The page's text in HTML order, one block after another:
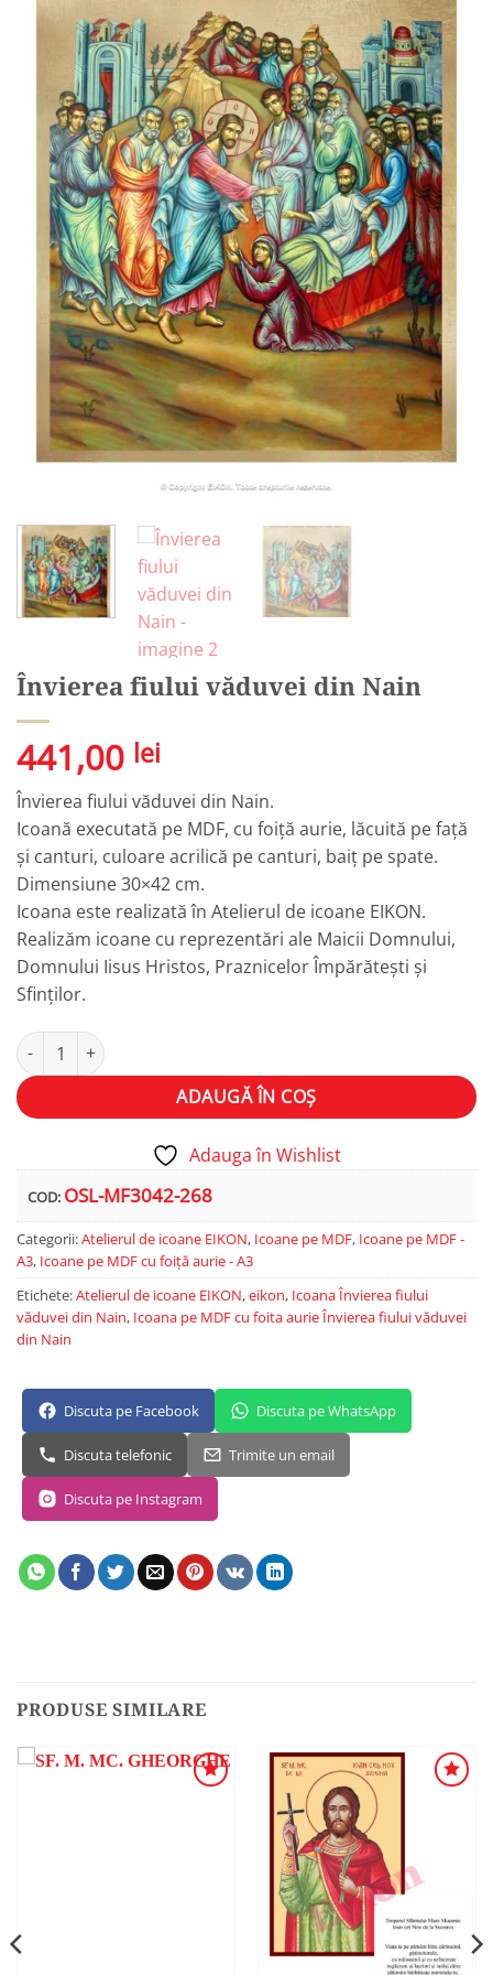
Învierea fiului văduvei din Nain
441,00 lei
Învierea fiului văduvei din Nain.
Icoană executată pe MDF, cu foiță aurie, lăcuită pe față
și canturi, culoare acrilică pe canturi, baiț pe spate.
Dimensiune 30×42 cm.
Icoana este realizată în Atelierul de icoane EIKON.
Realizăm icoane cu reprezentări ale Maicii Domnului,
Domnului Iisus Hristos, Praznicelor Împărătești și
Sfinților.
Cantitate Învierea fiului văduvei din Nain
ADAUGĂ ÎN COȘ
Alternative:
Adauga în Wishlist
COD: OSL-MF3042-268
Categorii:Atelierul de icoane EIKON, Icoane pe MDF, Icoane pe MDF -
A3, Icoane pe MDF cu foiță aurie - A3
Etichete:Atelierul de icoane EIKON,eikon, Icoana Învierea fiului
văduvei din Nain, Icoana pe MDF cu foita aurie Învierea fiului văduvei
din Nain
Discuta pe Facebook Discuta pe WhatsApp
Discuta telefonic Trimite un email
Discuta pe Instagram
PRODUSE SIMILARE